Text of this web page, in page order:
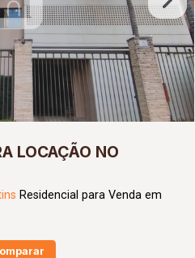
LOCAÇÃO NO
Residencial para Venda em